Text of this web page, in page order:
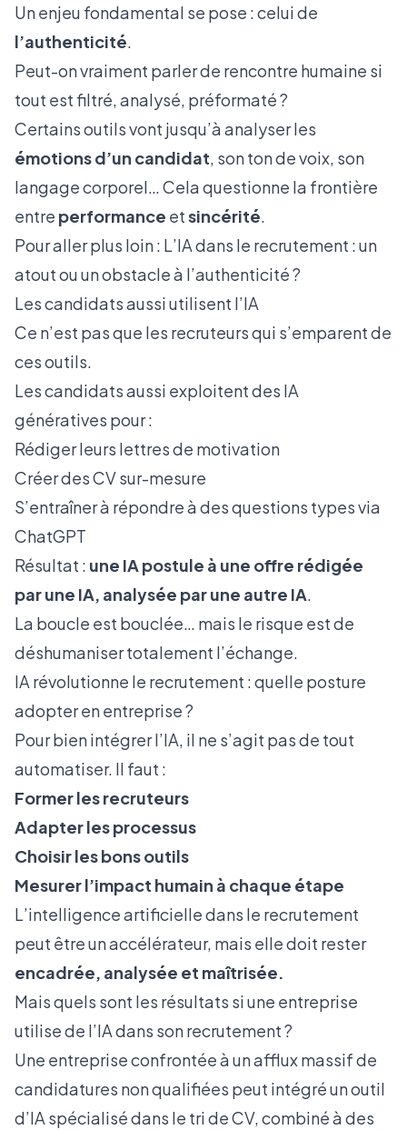
Un enjeu fondamental se pose : celui de
l’authenticité.
Peut-on vraiment parler de rencontre humaine si
tout est filtré, analysé, préformaté ?
Certains outils vont jusqu’à analyser les
émotions d’un candidat, son ton de voix, son
langage corporel… Cela questionne la frontière
entre performance etsincérité.
Pour aller plus loin : L’IA dans le recrutement : un
atout ou un obstacle à l’authenticité ?
Les candidats aussi utilisent l’IA
Ce n’est pas que les recruteurs qui s’emparent de
ces outils.
Les candidats aussi exploitent des IA
génératives pour :
Rédiger leurs lettres de motivation
Créer des CV sur-mesure
S’entraîner à répondre à des questions types via
ChatGPT
Résultat : une IA postule à une offre rédigée
par une IA, analysée par une autre IA.
La boucle est bouclée… mais le risque est de
déshumaniser totalement l’échange.
IA révolutionne le recrutement : quelle posture
adopter en entreprise ?
Pour bien intégrer l’IA, il ne s’agit pas de tout
automatiser. Il faut :
Former les recruteurs
Adapter les processus
Choisir les bons outils
Mesurer l’impact humain à chaque étape
L’intelligence artificielle dans le recrutement
peut être un accélérateur, mais elle doit rester
encadrée, analysée et maîtrisée.
Mais quels sont les résultats si une entreprise
utilise de l’IA dans son recrutement ?
Une entreprise confrontée à un afflux massif de
candidatures non qualifiées peut intégré un outil
d’IA spécialisé dans le tri de CV, combiné à des